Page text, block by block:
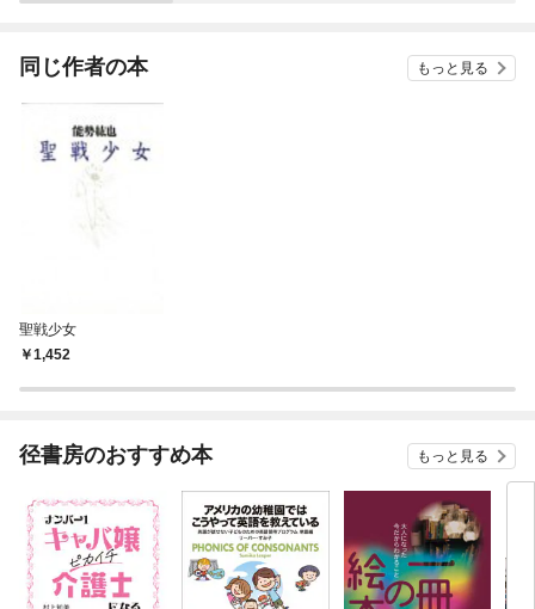
同じ作者の本 もっと見る
聖戦少女
1,452
径書房のおすすめ本 もっと見る